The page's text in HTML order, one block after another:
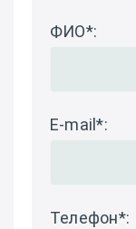
ФИО*:
E-mail*:
Телефон*: